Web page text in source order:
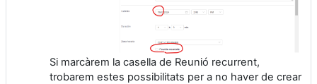
Si marcàrem la casella de Reunió recurrent,
trobarem estes possibilitats per a no haver de crear